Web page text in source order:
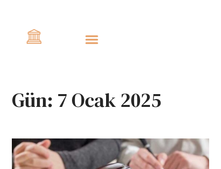
Gün: 7 Ocak 2025